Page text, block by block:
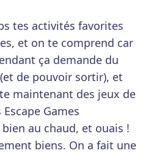
tes activités favorites
et on te comprend car
ça demande du
de pouvoir sortir), et
maintenant des jeux de
Games
au chaud, et ouais !
biens. On a fait une